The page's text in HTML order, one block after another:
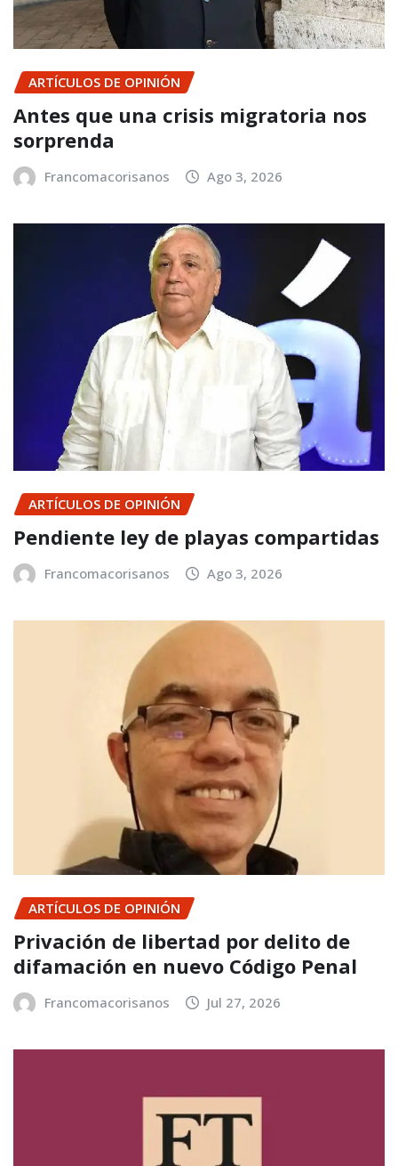
ARTÍCULOS DE OPINIÓN
Antes que una crisis migratoria nos
sorprenda
Francomacorisanos Ago 3, 2026
ARTÍCULOS DE OPINIÓN
Pendiente ley de playas compartidas
Francomacorisanos Ago 3, 2026
ARTÍCULOS DE OPINIÓN
Privación de libertad por delito de
difamación en nuevo Código Penal
Francomacorisanos Jul 27, 2026